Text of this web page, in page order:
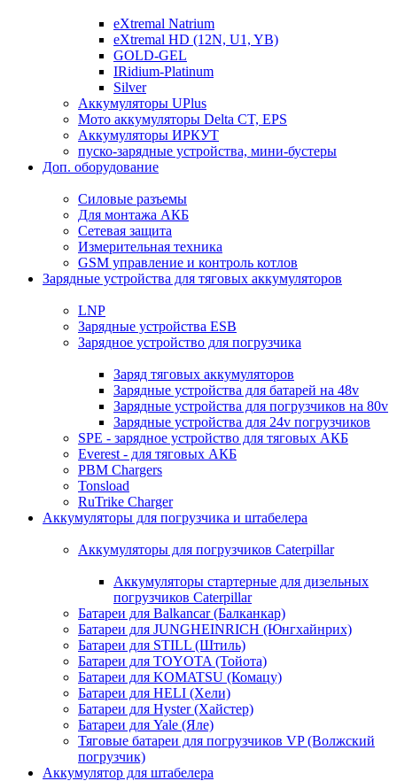
eXtremal Natrium
eXtremal HD (12N, U1, YB)
GOLD-GEL
IRidium-Platinum
Silver
Аккумуляторы UPlus
Мото аккумуляторы Delta CT, EPS
Аккумуляторы ИРКУТ
пуско-зарядные устройства, мини-бустеры
Доп. оборудование
Силовые разъемы
Для монтажа АКБ
Сетевая защита
Измерительная техника
GSM управление и контроль котлов
Зарядные устройства для тяговых аккумуляторов
LNP
Зарядные устройства ESB
Зарядное устройство для погрузчика
Заряд тяговых аккумуляторов
Зарядные устройства для батарей на 48v
Зарядные устройства для погрузчиков на 80v
Зарядные устройства для 24v погрузчиков
SPE - зарядное устройство для тяговых АКБ
Everest - для тяговых АКБ
PBM Chargers
Tonsload
RuTrike Charger
Аккумуляторы для погрузчика и штабелера
Аккумуляторы для погрузчиков Caterpillar
Аккумуляторы стартерные для дизельных
погрузчиков Caterpillar
Батареи для Balkancar (Балканкар)
Батареи для JUNGHEINRICH (Юнгхайнрих)
Батареи для STILL (Штиль)
Батареи для TOYOTA (Тойота)
Батареи для KOMATSU (Комацу)
Батареи для HELI (Хели)
Батареи для Hyster (Хайстер)
Батареи для Yale (Яле)
Тяговые батареи для погрузчиков VP (Волжский
погрузчик)
Аккумулятор для штабелера